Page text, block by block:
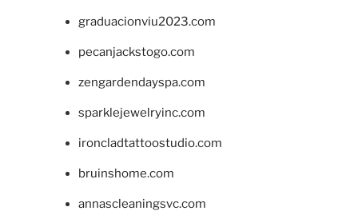
graduacionviu2023.com
pecanjackstogo.com
zengardendayspa.com
sparklejewelryinc.com
ironcladtattoostudio.com
bruinshome.com
annascleaningsvc.com